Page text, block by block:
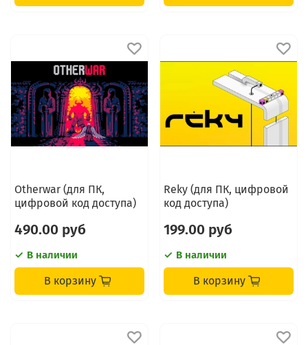
Otherwar (для ПК,
цифровой код доступа)
490.00 руб
В наличии
В корзину
Reky (для ПК, цифровой
код доступа)
199.00 руб
В наличии
В корзину